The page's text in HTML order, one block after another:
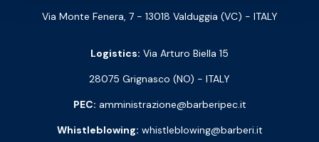
Via Monte Fenera, 7 - 13018 Valduggia (VC) - ITALY
Logistics: Via Arturo Biella 15
28075 Grignasco (NO) - ITALY
PEC: amministrazione@barberipec.it
Whistleblowing: whistleblowing@barberi.it